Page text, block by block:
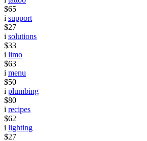
$65
i support
$27
i solutions
$33
i limo
$63
i menu
$50
i plumbing
$80
i recipes
$62
i lighting
$27